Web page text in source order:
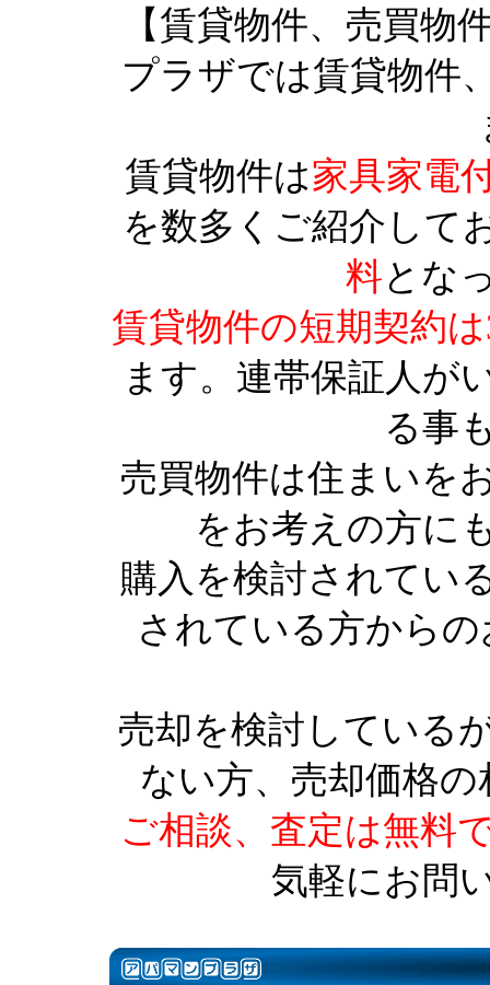
【賃貸物件、売買物
プラザでは賃貸物件
賃貸物件は家具家電
を数多くご紹介して
料とな
賃貸物件の短期契約
ます。連帯保証人が
る事
売買物件は住まいを
をお考えの方に
購入を検討されてい
されている方から
売却を検討している
ない方、売却価格
ご相談、査定は無料
気軽にお問